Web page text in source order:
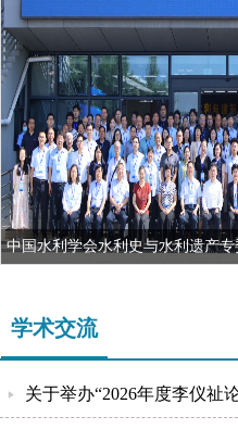
中国水利学会水利史与水利遗产
学术交流
关于举办“2026年度李仪祉